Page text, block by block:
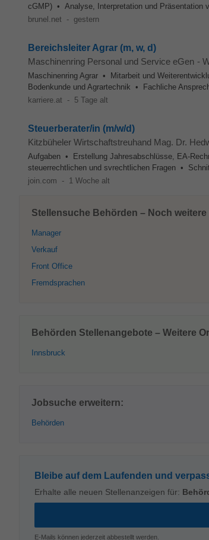
cGMP) • Analyse, Interpretation und Präsentation
brunel.net - gestern
Bereichsleiter Agrar (m, w, d)
Maschinenring Personal und Service eGen -
Maschinenring Agrar • Mitarbeit und
Bodenkunde und Agrartechnik • Fachliche
karriere.at - 5 Tage alt
Steuerberater/in (m/w/d)
Kitzbüheler Wirtschaftstreuhand Mag. Dr.
Aufgaben • Erstellung Jahresabschlüsse, EA-
steuerrechtlichen und svrechtlichen Fragen •
join.com - 1 Woche alt
Stellensuche Behörden – Noch
Manager
Verkauf
Front Office
Fremdsprachen
Behörden Stellenangebote – Weitere
Innsbruck
Jobsuche erweitern:
Behörden
Bleibe auf dem Laufenden und
Erhalte alle neuen Stellenanzeigen für:
E-Mails können jederzeit abbestellt werden.